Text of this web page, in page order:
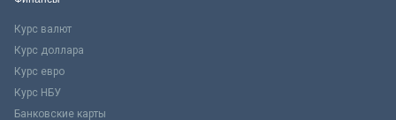
Курс валют
Курс доллара
Курс евро
Курс НБУ
Банковские карты